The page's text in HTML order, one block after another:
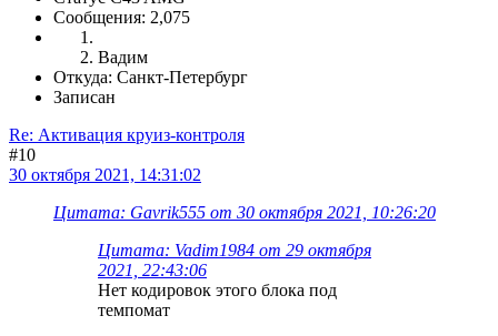
Сообщения: 2,075
Вадим
Откуда: Санкт-Петербург
Записан
Re: Активация круиз-контроля
#10
30 октября 2021, 14:31:02
Цитата: Gavrik555 от 30 октября 2021, 10:26:20
Цитата: Vadim1984 от 29 октября
2021, 22:43:06
Нет кодировок этого блока под
темпомат